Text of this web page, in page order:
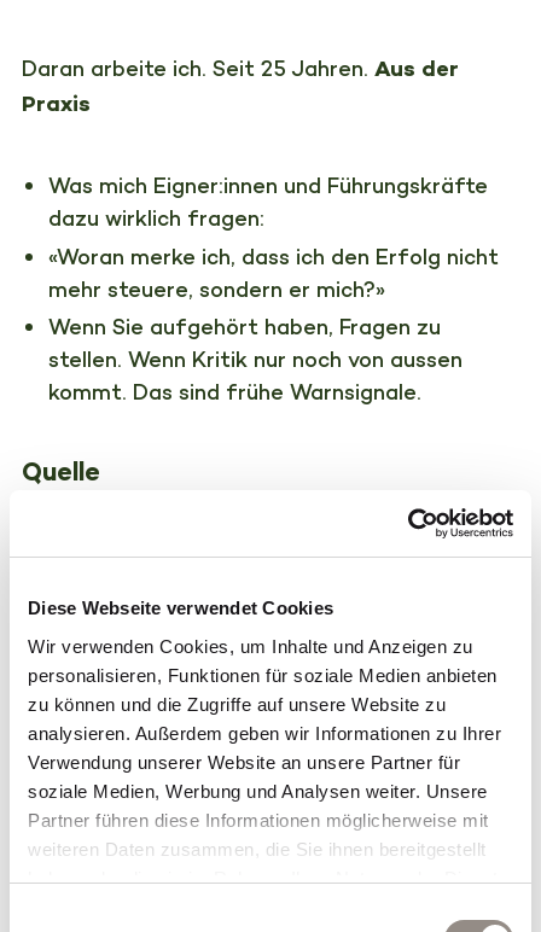
Diese Webseite verwendet Cookies
Wir verwenden Cookies, um Inhalte und Anzeigen zu
personalisieren, Funktionen für soziale Medien anbieten
zu können und die Zugriffe auf unsere Website zu
analysieren. Außerdem geben wir Informationen zu Ihrer
Verwendung unserer Website an unsere Partner für
soziale Medien, Werbung und Analysen weiter. Unsere
Partner führen diese Informationen möglicherweise mit
weiteren Daten zusammen, die Sie ihnen bereitgestellt
haben oder die sie im Rahmen Ihrer Nutzung der Dienste
Daran arbeite ich. Seit 25 Jahren. Aus der
Praxis
Was mich Eigner:innen und Führungskräfte
dazu wirklich fragen:
«Woran merke ich, dass ich den Erfolg nicht
mehr steuere, sondern er mich?»
Wenn Sie aufgehört haben, Fragen zu
stellen. Wenn Kritik nur noch von aussen
kommt. Das sind frühe Warnsignale.
Quelle
Kahneman, D. & Deaton, A. (2010). PNAS,
Mein Angebot
Organisationsentwicklung für Schweizer
KMU
Meine